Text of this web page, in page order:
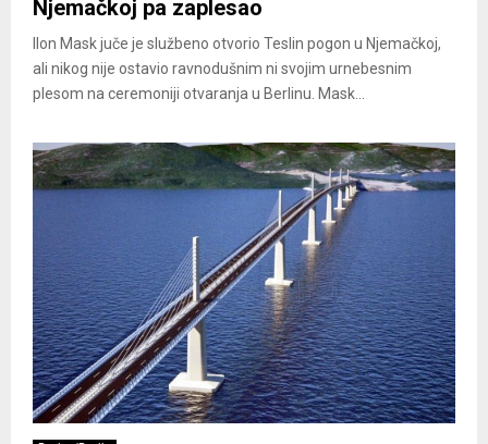
Njemačkoj pa zaplesao
Ilon Mask juče je službeno otvorio Teslin pogon u Njemačkoj,
ali nikog nije ostavio ravnodušnim ni svojim urnebesnim
plesom na ceremoniji otvaranja u Berlinu. Mask...